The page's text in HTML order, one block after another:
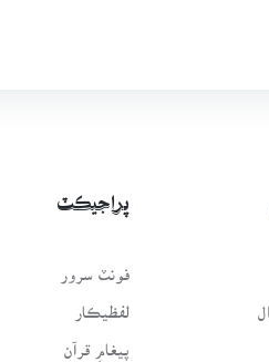
پراجيڪٽ
فونٽ سرور
لفظيڪار
پيغامِ قرآن